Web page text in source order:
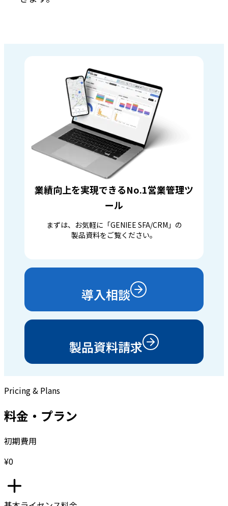
業績向上を実現できるNo.1営業管理ツ
ール
まずは、お気軽に「GENIEE SFA/CRM」の
製品資料をご覧ください。
導入相談
製品資料請求
Pricing & Plans
料金・プラン
初期費用
¥0